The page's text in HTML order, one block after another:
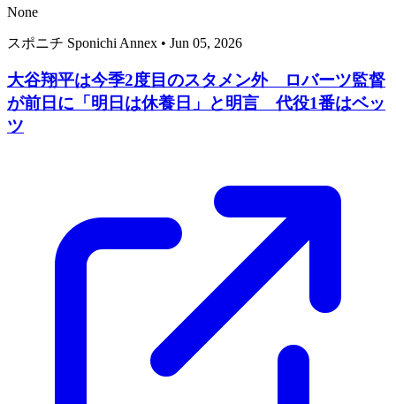
None
スポニチ Sponichi Annex • Jun 05, 2026
大谷翔平は今季2度目のスタメン外 ロバーツ監督
が前日に「明日は休養日」と明言 代役1番はベッ
ツ